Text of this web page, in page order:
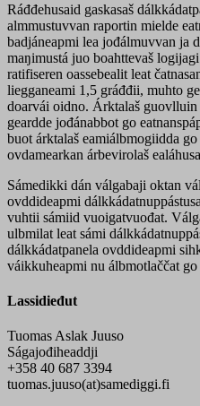
Ráđđehusaid gaskasaš
almmustuvvan raportin mielde
badjáneapmi lea jođálmuvvan ja
maŋimustá juo boahttevaš
ratifiseren oassebealit leat
liegganeami 1,5 gráđđii, muhto
doarvái oidno. Árktalaš
geardde jođánabbot go
buot árktalaš eamiálbmogiidda
ovdamearkan árbevirolaš
Sámedikki dán válgabaji oktan
ovddideapmi
vuhtii sámiid vuoigatvuođat.
ulbmilat leat sámi
dálkkádatpanela ovddideapmi
váikkuheapmi nu álbmotlaččat
Lassidieđut
Tuomas Aslak Juuso
Ságajođiheaddji
+358 40 687 3394
tuomas.juuso(at)samediggi.fi